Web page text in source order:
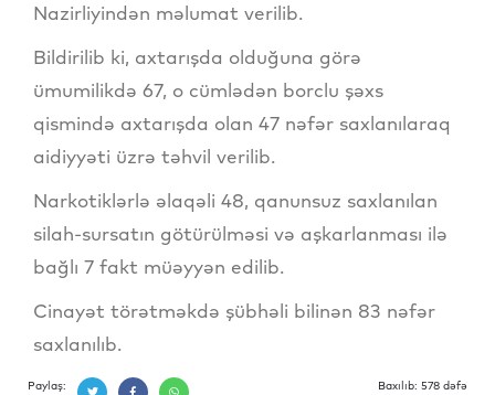
Nazirliyindən məlumat verilib.
Bildirilib ki, axtarışda olduğuna görə
ümumilikdə 67, o cümlədən borclu şəxs
qismində axtarışda olan 47 nəfər saxlanılaraq
aidiyyəti üzrə təhvil verilib.
Narkotiklərlə əlaqəli 48, qanunsuz saxlanılan
silah-sursatın götürülməsi və aşkarlanması ilə
bağlı 7 fakt müəyyən edilib.
Cinayət törətməkdə şübhəli bilinən 83 nəfər
saxlanılıb.
Paylaş: Baxılıb: 578 dəfə